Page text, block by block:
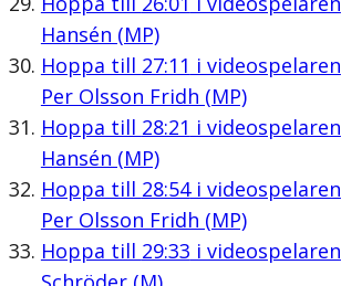
Hansén (MP)
Hoppa till 27:11 i videospelaren
Per Olsson Fridh (MP)
Hoppa till 28:21 i videospelaren
Hansén (MP)
Hoppa till 28:54i videospelaren
Per Olsson Fridh (MP)
Hoppa till 29:33 i videospelaren